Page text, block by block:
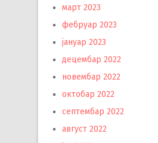
март 2023
фебруар 2023
јануар 2023
децембар 2022
новембар 2022
октобар 2022
септембар 2022
август 2022